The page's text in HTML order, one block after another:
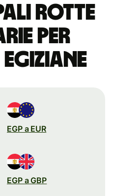
rotte
per
EGP a EUR
EGP a GBP